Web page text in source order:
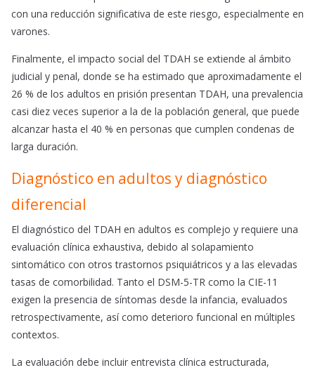
con una reducción significativa de este riesgo, especialmente en
varones.
Finalmente, el impacto social del TDAH se extiende al ámbito
judicial y penal, donde se ha estimado que aproximadamente el
26 % de los adultos en prisión presentan TDAH, una prevalencia
casi diez veces superior a la de la población general, que puede
alcanzar hasta el 40 % en personas que cumplen condenas de
larga duración.
Diagnóstico en adultos y diagnóstico
diferencial
El diagnóstico del TDAH en adultos es complejo y requiere una
evaluación clínica exhaustiva, debido al solapamiento
sintomático con otros trastornos psiquiátricos y a las elevadas
tasas de comorbilidad. Tanto el DSM-5-TR como la CIE-11
exigen la presencia de síntomas desde la infancia, evaluados
retrospectivamente, así como deterioro funcional en múltiples
contextos.
La evaluación debe incluir entrevista clínica estructurada,